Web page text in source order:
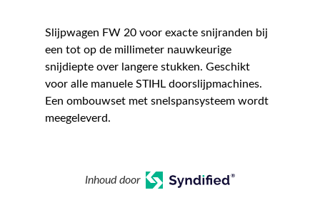
Slijpwagen FW 20 voor exacte snijranden bij
een tot op de millimeter nauwkeurige
snijdiepte over langere stukken. Geschikt
voor alle manuele STIHL doorslijpmachines.
Een ombouwset met snelspansysteem wordt
meegeleverd.
Inhoud door